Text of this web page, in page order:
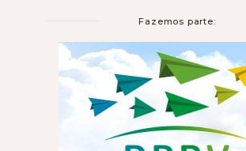
Fazemos parte: